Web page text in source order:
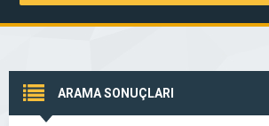
ARAMA SONUÇLARI